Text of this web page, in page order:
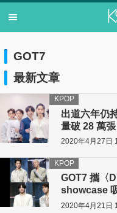
GOT7
最新文章
出道六年仍
量破 28 萬張
KPOP
2020年4月27日
GOT7 攜〈
showcase
KPOP
2020年4月21日